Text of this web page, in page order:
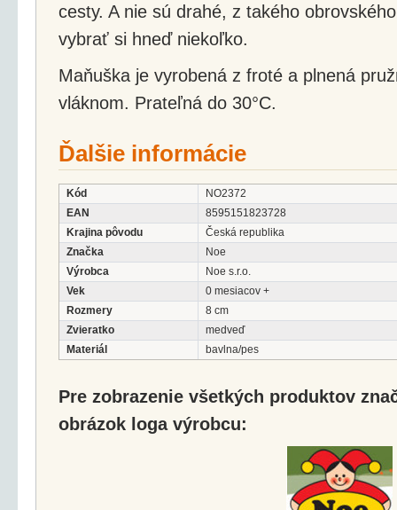
cesty. A nie sú drahé, z takého
vybrať si hneď niekoľko.
Maňuška je vyrobená z froté a plnená
vláknom. Prateľná do 30°C.
Ďalšie informácie
Kód
NO2372
EAN
8595151823728
Krajina pôvodu
Česká republika
Značka
Noe
Výrobca
Noe s.r.o.
Vek
0 mesiacov +
Rozmery
8 cm
Zvieratko
medveď
Materiál
bavlna/pes
Pre zobrazenie všetkých produktov
obrázok loga výrobcu: